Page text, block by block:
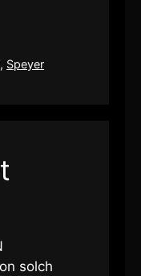
, Speyer
solch